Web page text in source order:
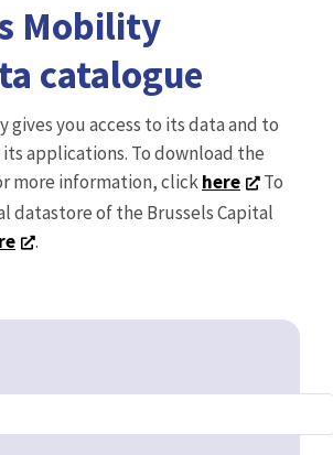
Mobility
catalogue
gives you access to its data and to
applications. To download the
more information, clickhere
To
datastore of the Brussels Capital
.